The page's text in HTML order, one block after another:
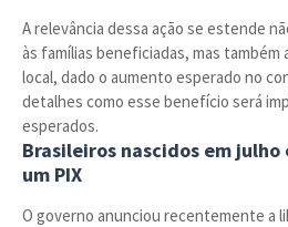
A relevância dessa ação se estende
às famílias beneficiadas, mas também
local, dado o aumento esperado no
detalhes como esse benefício será
esperados.
Brasileiros nascidos em
um PIX
O governo anunciou recentemente a